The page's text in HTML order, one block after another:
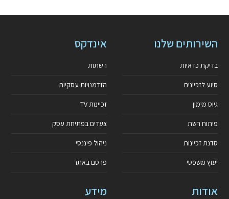
השירותים שלנו
בדיקת כדאיות
סיוע לזכיינים
גיוס מימון
פיתוח רשת
סדנת זכיינות
יעוץ משפטי
אינדקס
רשתות
הזדמנויות עסקיות
זכיינות TV
צעדים בפתיחת עסק
ניהול פיננסי
פרסם באתר
אודות מידע